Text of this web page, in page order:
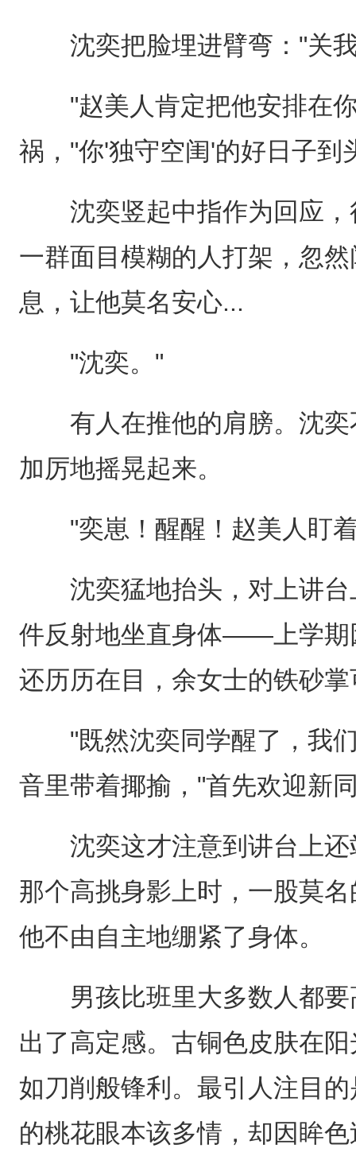
沈奕把脸埋进臂弯："关
"赵美人肯定把他安排在你
祸，"你'独守空闺'的好日子到
沈奕竖起中指作为回应，
一群面目模糊的人打架，忽
息，让他莫名安心...
"沈奕。"
有人在推他的肩膀。沈奕
加厉地摇晃起来。
"奕崽！醒醒！赵美人盯
沈奕猛地抬头，对上讲台
件反射地坐直身体——上学期
还历历在目，余女士的铁砂
"既然沈奕同学醒了，我们
音里带着揶揄，"首先欢迎新
沈奕这才注意到讲台上还
那个高挑身影上时，一股莫
他不由自主地绷紧了身体。
男孩比班里大多数人都要
出了高定感。古铜色皮肤在
如刀削般锋利。最引人注目
的桃花眼本该多情，却因眸